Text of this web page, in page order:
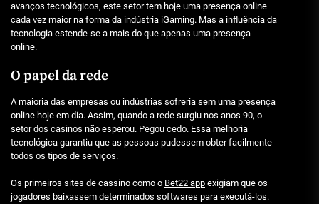
avanços tecnológicos, este setor tem hoje uma presença online
cada vez maior na forma da indústria iGaming. Mas a influência da
tecnologia estende-se a mais do que apenas uma presença
online.
O papel da rede
A maioria das empresas ou indústrias sofreria sem uma presença
online hoje em dia. Assim, quando a rede surgiu nos anos 90, o
setor dos casinos não esperou. Pegou cedo. Essa melhoria
tecnológica garantiu que as pessoas pudessem obter facilmente
todos os tipos de serviços.
Os primeiros sites de cassino como o Bet22 app exigiam que os
jogadores baixassem determinados softwares para executá-los.